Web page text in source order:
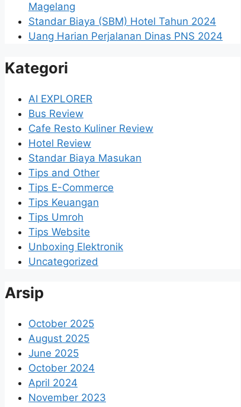
Magelang
Standar Biaya (SBM) Hotel Tahun 2024
Uang Harian Perjalanan Dinas PNS 2024
Kategori
AI EXPLORER
Bus Review
Cafe Resto Kuliner Review
Hotel Review
Standar Biaya Masukan
Tips and Other
Tips E-Commerce
Tips Keuangan
Tips Umroh
Tips Website
Unboxing Elektronik
Uncategorized
Arsip
October 2025
August 2025
June 2025
October 2024
April 2024
November 2023